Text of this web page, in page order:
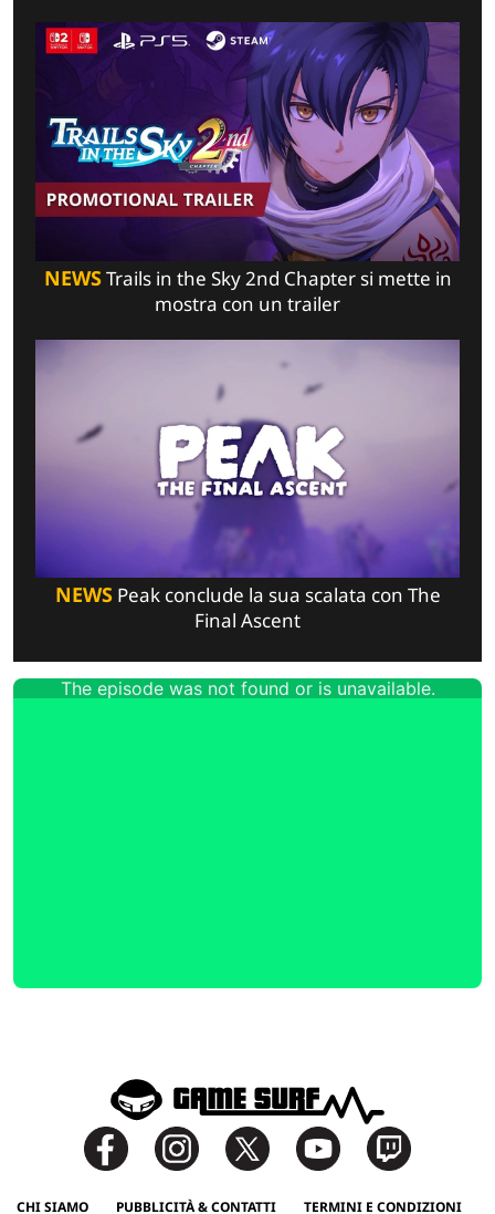
NEWSTrails in the Sky 2nd Chapter si mette in
mostra con un trailer
NEWSPeak conclude la sua scalata con The
Final Ascent
CHI SIAMO PUBBLICITÀ & CONTATTI TERMINI E CONDIZIONI